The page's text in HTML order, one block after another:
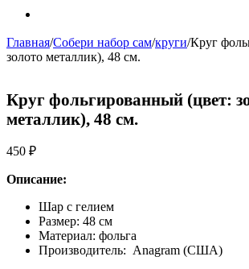
Главная/Собери набор сам/круги/Круг
золото металлик), 48 см.
Круг фольгированный (цвет:
металлик), 48 см.
450 ₽
Описание:
Шар с гелием
Размер: 48 см
Материал: фольга
Производитель: Anagram (США)